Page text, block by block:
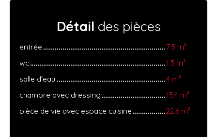
Détail des pièces
entrée
7.5 m²
wc
1.3 m²
salle d'eau
4 m²
chambre avec dressing
13.4 m²
pièce de vie avec espace cuisine
22.6 m²